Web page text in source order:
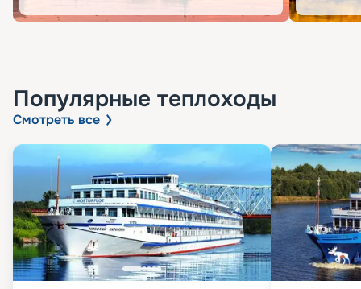
Популярные теплоходы
Смотреть все